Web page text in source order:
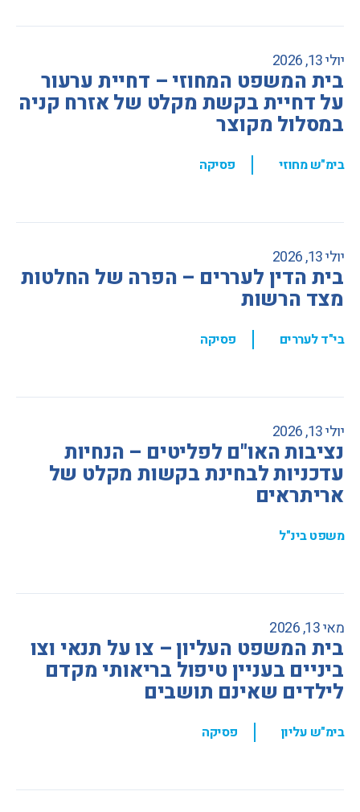
יולי 13, 2026
בית המשפט המחוזי – דחיית ערעור
על דחיית בקשת מקלט של אזרח קניה
במסלול מקוצר
בימ"ש מחוזי , פסיקה
יולי 13, 2026
בית הדין לעררים – הפרה של החלטות
מצד הרשות
בי"ד לעררים , פסיקה
יולי 13, 2026
נציבות האו"ם לפליטים – הנחיות
עדכניות לבחינת בקשות מקלט של
אריתראים
משפט בינ"ל
מאי 13, 2026
בית המשפט העליון – צו על תנאי וצו
ביניים בעניין טיפול בריאותי מקדם
לילדים שאינם תושבים
בימ"ש עליון , פסיקה